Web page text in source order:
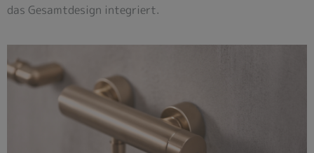
das Gesamtdesign integriert.